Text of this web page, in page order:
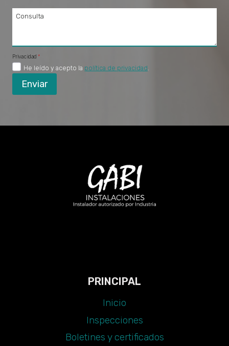
Consulta
Privacidad *
He leído y acepto la política de privacidad
Enviar
PRINCIPAL
Inicio
Inspecciones
Boletines y certificados